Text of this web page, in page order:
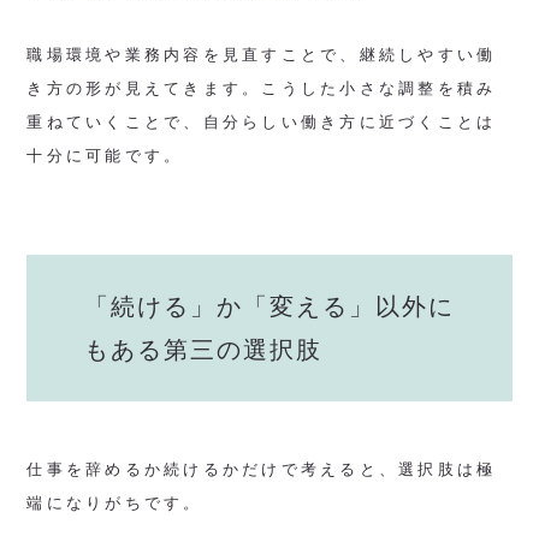
職場環境や業務内容を見直すことで、継続しやすい働
き方の形が見えてきます。こうした小さな調整を積み
重ねていくことで、自分らしい働き方に近づくことは
十分に可能です。
「続ける」か「変える」以外に
もある第三の選択肢
仕事を辞めるか続けるかだけで考えると、選択肢は極
端になりがちです。